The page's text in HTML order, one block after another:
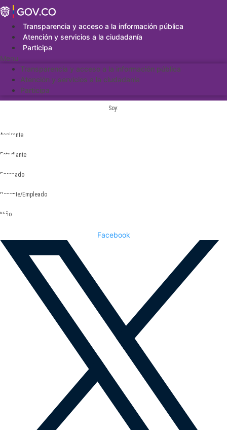
Saltar
al
contenidoTransparencia y acceso a la información pública
Atención y servicios a la ciudadanía
Participa
Menu
Transparencia y acceso a la información pública
Atención y servicios a la ciudadanía
Participa
Soy:
Aspirante
Estudiante
Egresado
Docente/Empleado
Niño
Facebook